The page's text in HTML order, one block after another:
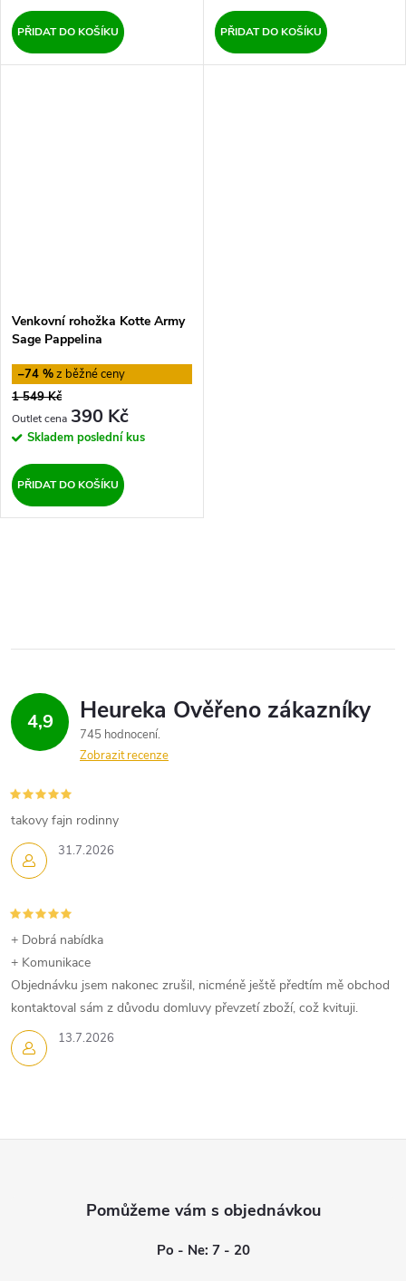
PŘIDAT DO KOŠÍKU PŘIDAT DO KOŠÍKU
Venkovní rohožka Kotte Army
Sage Pappelina
–74 %
1 549 Kč
390 Kč
Skladem poslední kus
PŘIDAT DO KOŠÍKU
l
d
a
c
í
p
v
k
y
v
ý
i
4,9
745 hodnocení
Zobrazit recenze
31.7.2026
takovy fajn rodinny
13.7.2026
+ Dobrá nabídka
+ Komunikace
Objednávku jsem nakonec zrušil, nicméně ještě předtím mě obchod
kontaktoval sám z důvodu domluvy převzetí zboží, což kvituji.